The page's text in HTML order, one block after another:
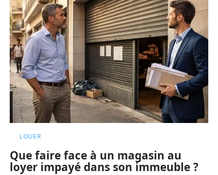
LOUER
Que faire face à un magasin au
loyer impayé dans son immeuble ?